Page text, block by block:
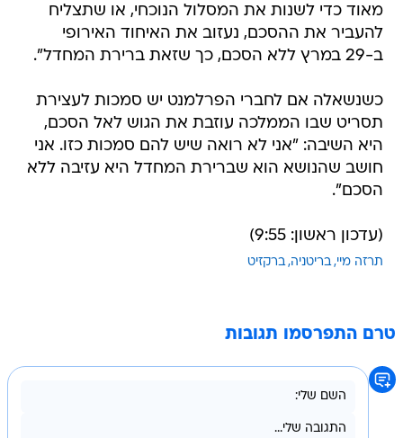
מאוד כדי לשנות את המסלול הנוכחי, או שתצליח
להעביר את ההסכם, נעזוב את האיחוד האירופי
ב-29 במרץ ללא הסכם, כך שזאת ברירת המחדל".
כשנשאלה אם לחברי הפרלמנט יש סמכות לעצירת
תסריט שבו הממלכה עוזבת את הגוש לאל הסכם,
היא השיבה: "אני לא רואה שיש להם סמכות כזו. אני
חושב שהנושא הוא שברירת המחדל היא עזיבה ללא
הסכם".
(עדכון ראשון: 9:55)
תרזה מיי בריטניה ברקזיט
טרם התפרסמו תגובות